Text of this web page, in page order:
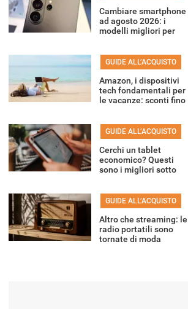
Cambiare smartphone
ad agosto 2026: i
modelli migliori per
GUIDE ALL’ACQUISTO
Amazon, i dispositivi
tech fondamentali per
le vacanze: sconti fino
GUIDE ALL’ACQUISTO
Cerchi un tablet
economico? Questi
sono i migliori sotto
GUIDE ALL’ACQUISTO
Altro che streaming: le
radio portatili sono
tornate di moda